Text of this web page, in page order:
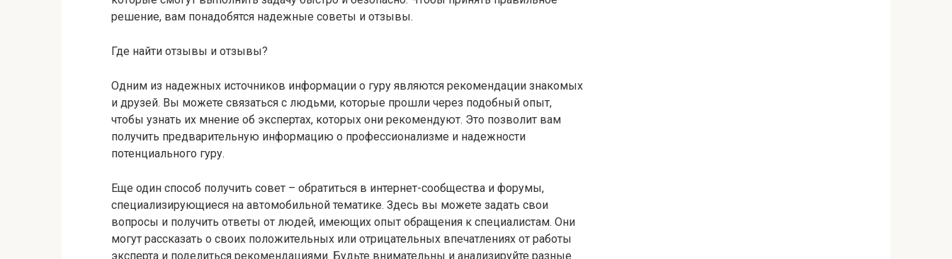
решение, вам понадобятся надежные советы и отзывы.
Где найти отзывы и отзывы?
Одним из надежных источников информации о гуру являются рекомендации знакомых
и друзей. Вы можете связаться с людьми, которые прошли через подобный опыт,
чтобы узнать их мнение об экспертах, которых они рекомендуют. Это позволит вам
получить предварительную информацию о профессионализме и надежности
потенциального гуру.
Еще один способ получить совет – обратиться в интернет-сообщества и форумы,
специализирующиеся на автомобильной тематике. Здесь вы можете задать свои
вопросы и получить ответы от людей, имеющих опыт обращения к специалистам. Они
могут рассказать о своих положительных или отрицательных впечатлениях от работы
эксперта и поделиться рекомендациями. Будьте внимательны и анализируйте разные